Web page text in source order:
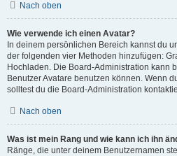
Nach oben
Wie verwende ich einen Avatar?
In deinem persönlichen Bereich kannst du
der folgenden vier Methoden hinzufügen:
Hochladen. Die Board-Administration kann
Benutzer Avatare benutzen können. Wenn
solltest du die Board-Administration
Nach oben
Was ist mein Rang und wie kann ich ihn
Ränge, die unter deinem Benutzernamen